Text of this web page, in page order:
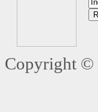
Copyright ©